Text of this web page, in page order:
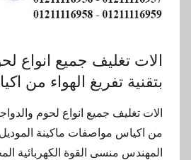
الات تغليف جميع انواع
بتقنية تفريغ الهواء من
الات تغليف جميع انواع لحوم